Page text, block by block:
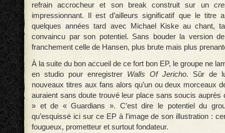
refrain accrocheur et son break construit sur un
impressionnant. Il est d’ailleurs significatif que le titre
quelques années tard avec Michael Kiske au chant,
convaincu par son potentiel. Sans bouder la version
franchement celle de Hansen, plus brute mais plus
À la suite du bon accueil de ce fort bon EP, le groupe ne
en studio pour enregistrer Walls Of Jericho. Sûr de
nouveaux titres aux fans alors qu’un ou deux morceaux
auraient sans doute trouvé leur place sans soucis auprès
» et de « Guardians ». C’est dire le potentiel du
qu’esquissé ici sur ce EP à l’image de son illustration :
fougueux, prometteur et surtout fondateur.